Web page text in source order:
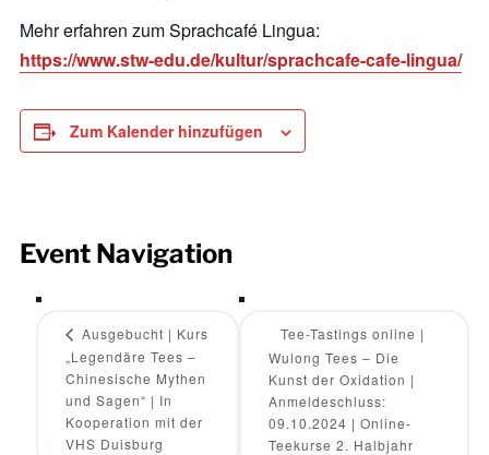
Mehr erfahren zum Sprachcafé Lingua:
https://www.stw-edu.de/kultur/sprachcafe-cafe-lingua/
Zum Kalender hinzufügen
Event Navigation
Ausgebucht | Kurs
„Legendäre Tees –
Chinesische Mythen
und Sagen“ | In
Kooperation mit der
VHS Duisburg
Tee-Tastings online |
Wulong Tees – Die
Kunst der Oxidation |
Anmeldeschluss:
09.10.2024 | Online-
Teekurse 2. Halbjahr